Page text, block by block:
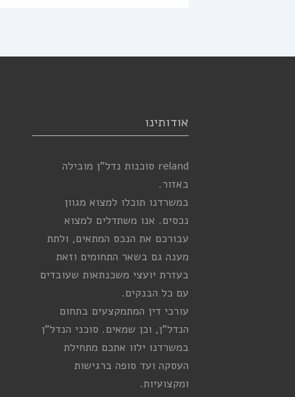
אודותינו
reland סוכנות נדל”ן מובילה
באזור.
במשרדנו תוכלו למצוא מגוון
נכסים. אנו משתדלים למצוא
עבורכם את הנכס המתאים, ולתת
מענה גם בשאר התחומים וזאת
בעזרת יועצי משכנתאות שעובדים
עם כל הבנקים.
עורכי דין המתמקצעים בתחום
הנדל”ן, וכן שמאים. סוכני הנדל”ן
במשרדנו ילוו אתכם מתחילת
העסקה ועד סופה ברגישות
ומקצועיות.